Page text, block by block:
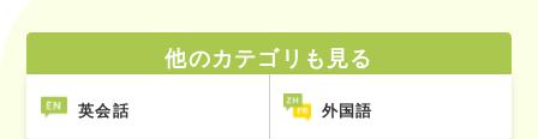
他のカテゴリも見る
英会話 外国語